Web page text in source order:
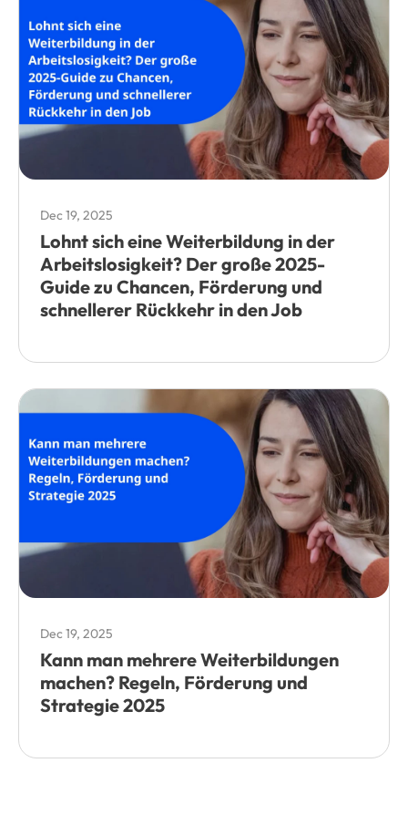
Dec 19, 2025
Lohnt sich eine Weiterbildung in der
Arbeitslosigkeit? Der große 2025-
Guide zu Chancen, Förderung und
schnellerer Rückkehr in den Job
Dec 19, 2025
Kann man mehrere Weiterbildungen
machen? Regeln, Förderung und
Strategie 2025